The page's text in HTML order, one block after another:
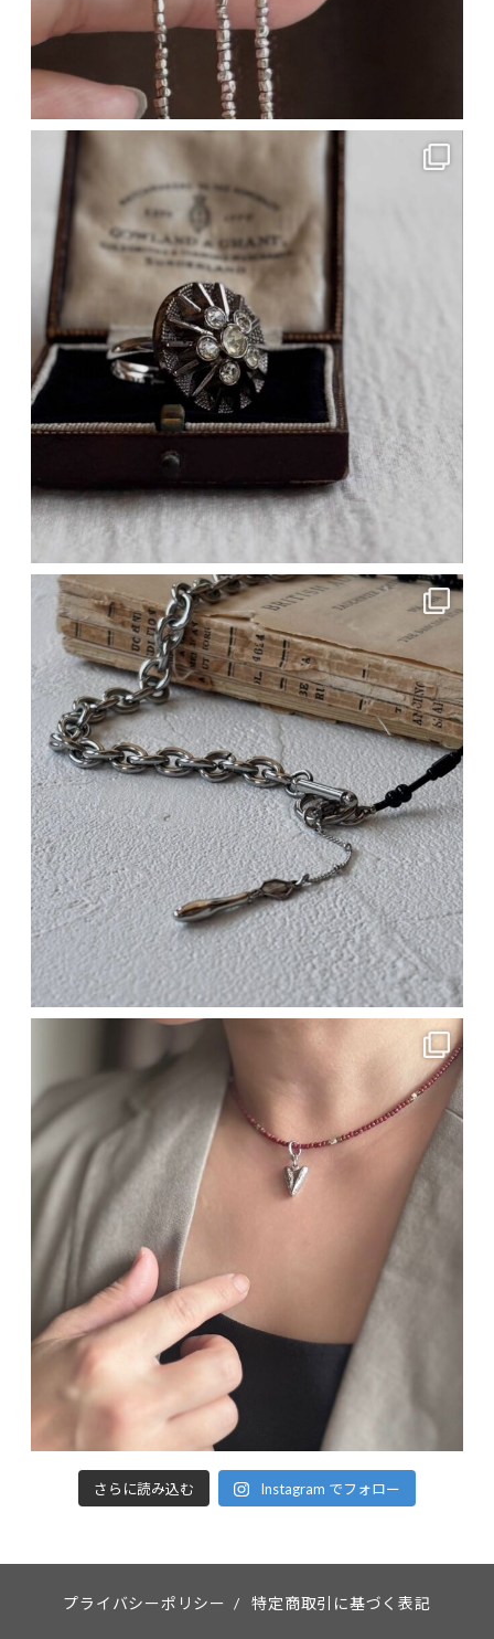
さらに読み込む Instagram でフォロー
プライバシーポリシー / 特定商取引に基づく表記